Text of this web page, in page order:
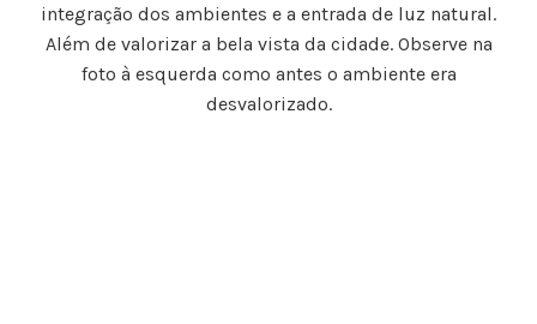
integração dos ambientes e a entrada de luz natural.
Além de valorizar a bela vista da cidade. Observe na
foto à esquerda como antes o ambiente era
desvalorizado.